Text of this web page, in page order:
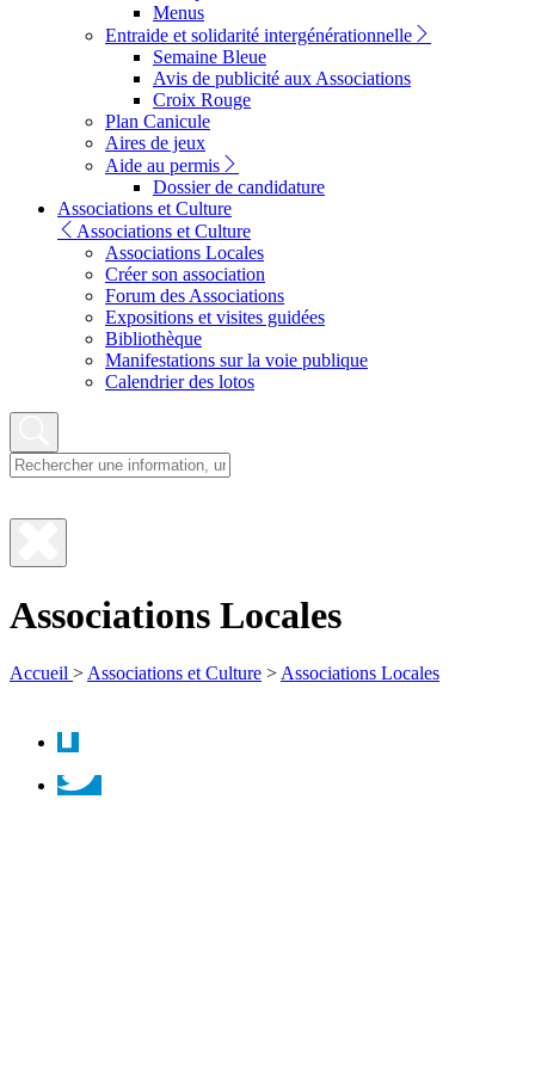
Menus
Entraide et solidarité intergénérationnelle
Semaine Bleue
Avis de publicité aux Associations
Croix Rouge
Plan Canicule
Aires de jeux
Aide au permis
Dossier de candidature
Associations et Culture
Associations et Culture
Associations Locales
Créer son association
Forum des Associations
Expositions et visites guidées
Bibliothèque
Manifestations sur la voie publique
Calendrier des lotos
Fermer
recherche
Associations Locales
Accueil > Associations et Culture > Associations Locales